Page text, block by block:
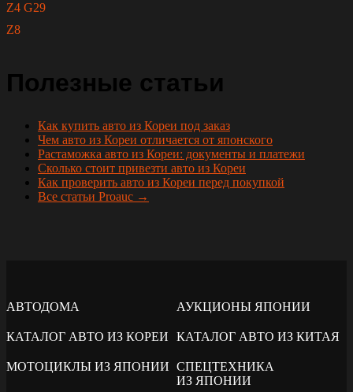
Z4 G29
Z8
Полезные статьи
Как купить авто из Кореи под заказ
Чем авто из Кореи отличается от японского
Растаможка авто из Кореи: документы и платежи
Сколько стоит привезти авто из Кореи
Как проверить авто из Кореи перед покупкой
Все статьи Proauc →
АВТОДОМА АУКЦИОНЫ ЯПОНИИ
КАТАЛОГ АВТО ИЗ КОРЕИ КАТАЛОГ АВТО ИЗ КИТАЯ
МОТОЦИКЛЫ ИЗ ЯПОНИИ СПЕЦТЕХНИКА
ИЗ ЯПОНИИ